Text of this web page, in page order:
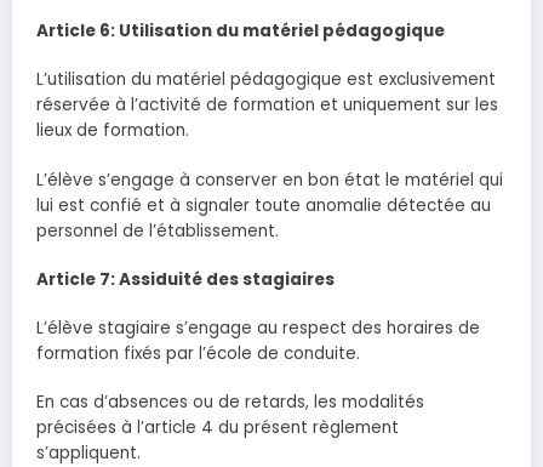
Article 6: Utilisation du matériel pédagogique
L’utilisation du matériel pédagogique est exclusivement
réservée à l’activité de formation et uniquement sur les
lieux de formation.
L’élève s’engage à conserver en bon état le matériel qui
lui est confié et à signaler toute anomalie détectée au
personnel de l’établissement.
Article 7: Assiduité des stagiaires
L’élève stagiaire s’engage au respect des horaires de
formation fixés par l’école de conduite.
En cas d’absences ou de retards, les modalités
précisées à l’article 4 du présent règlement
s’appliquent.